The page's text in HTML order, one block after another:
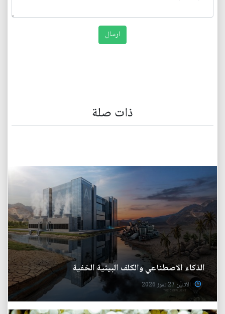
ذات صلة
الذكاء الاصطناعي والكلف البيئية الخفية
الأثنين 27 تموز 2026